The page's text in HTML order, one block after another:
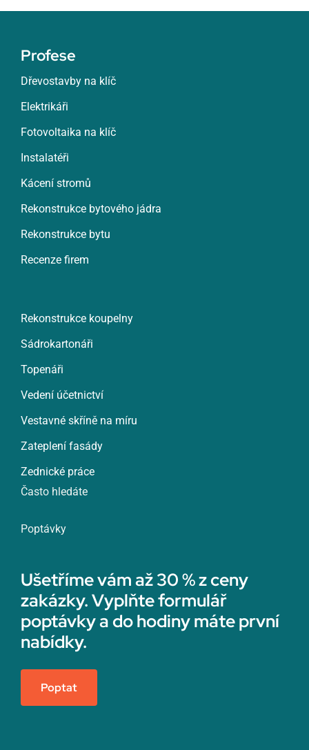
Profese
Dřevostavby na klíč
Elektrikáři
Fotovoltaika na klíč
Instalatéři
Kácení stromů
Rekonstrukce bytového jádra
Rekonstrukce bytu
Recenze firem
Rekonstrukce koupelny
Sádrokartonáři
Topenáři
Vedení účetnictví
Vestavné skříně na míru
Zateplení fasády
Zednické práce
Často hledáte
Poptávky
Ušetříme vám až 30 % z ceny
zakázky. Vyplňte formulář
poptávky a do hodiny máte první
nabídky.
Poptat